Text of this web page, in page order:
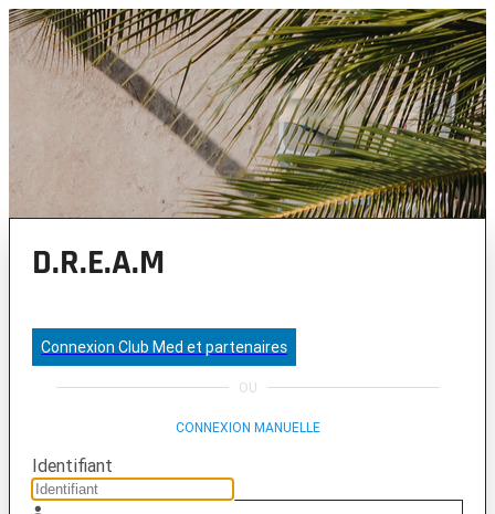
D.R.E.A.M
Connexion Club Med et partenaires
OU
CONNEXION MANUELLE
Identifiant